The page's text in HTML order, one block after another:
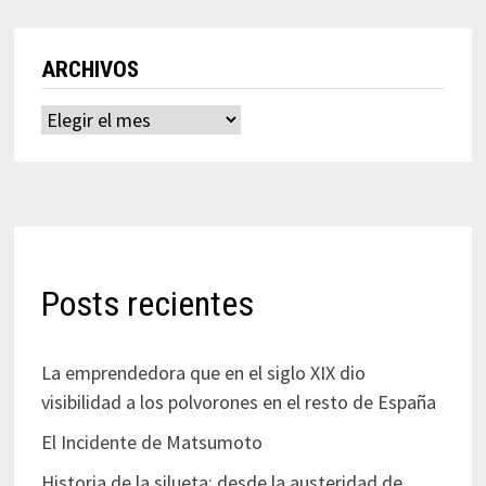
ARCHIVOS
Archivos
Posts recientes
La emprendedora que en el siglo XIX dio
visibilidad a los polvorones en el resto de España
El Incidente de Matsumoto